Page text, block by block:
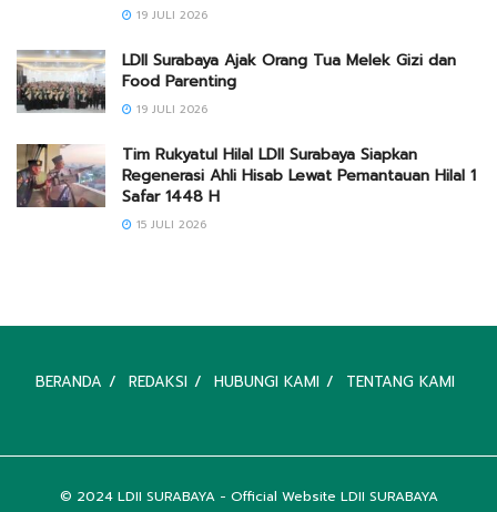
19 JULI 2026
LDII Surabaya Ajak Orang Tua Melek Gizi dan
Food Parenting
19 JULI 2026
Tim Rukyatul Hilal LDII Surabaya Siapkan
Regenerasi Ahli Hisab Lewat Pemantauan Hilal 1
Safar 1448 H
15 JULI 2026
BERANDA REDAKSI HUBUNGI KAMI TENTANG KAMI
© 2024 LDII SURABAYA- Official Website LDII SURABAYA